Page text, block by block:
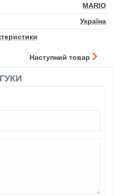
MARIO
Україна
Наступний товар